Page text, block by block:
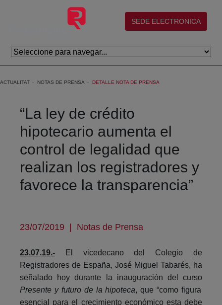
Salta al contingut principal
(abre en nueva ventana)
SEDE ELECTRONICA
ACTUALITAT NOTAS DE PRENSA DETALLE NOTA DE PRENSA
“La ley de crédito
hipotecario aumenta el
control de legalidad que
realizan los registradores y
favorece la transparencia”
23/07/2019 | Notas de Prensa
23.07.19.- El vicedecano del Colegio de
Registradores de España, José Miguel Tabarés, ha
señalado hoy durante la inauguración del curso
Presente y futuro de la hipoteca, que “como figura
esencial para el crecimiento económico esta debe